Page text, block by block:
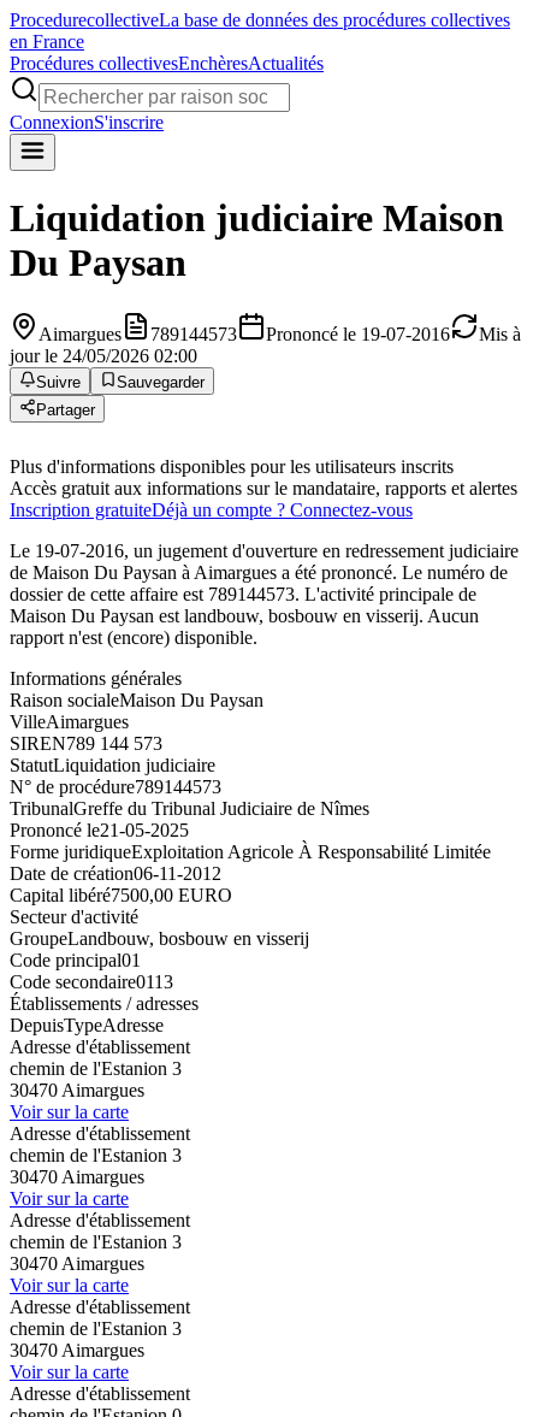
ProcedurecollectiveLa base de données des procédures collectives
en France
Procédures collectivesEnchèresActualités
ConnexionS'inscrire
Liquidation judiciaire Maison
Du Paysan
Aimargues 789144573 Prononcé le 19-07-2016
Mis à
jour le 24/05/2026 02:00
Suivre
Sauvegarder
Partager
Plus d'informations disponibles pour les utilisateurs inscrits
Accès gratuit aux informations sur le mandataire, rapports et alertes
Inscription gratuiteDéjà un compte ? Connectez-vous
Le 19-07-2016, un jugement d'ouverture en redressement judiciaire
de Maison Du Paysan à Aimargues a été prononcé. Le numéro de
dossier de cette affaire est 789144573. L'activité principale de
Maison Du Paysan est landbouw, bosbouw en visserij. Aucun
rapport n'est (encore) disponible.
Informations générales
Raison socialeMaison Du Paysan
VilleAimargues
SIREN789 144 573
StatutLiquidation judiciaire
N° de procédure789144573
TribunalGreffe du Tribunal Judiciaire de Nîmes
Prononcé le21-05-2025
Forme juridiqueExploitation Agricole À Responsabilité Limitée
Date de création06-11-2012
Capital libéré7500,00 EURO
Secteur d'activité
GroupeLandbouw, bosbouw en visserij
Code principal01
Code secondaire0113
Établissements / adresses
DepuisTypeAdresse
Adresse d'établissement
chemin de l'Estanion 3
30470 Aimargues
Voir sur la carte
Adresse d'établissement
chemin de l'Estanion 3
30470 Aimargues
Voir sur la carte
Adresse d'établissement
chemin de l'Estanion 3
30470 Aimargues
Voir sur la carte
Adresse d'établissement
chemin de l'Estanion 3
30470 Aimargues
Voir sur la carte
Adresse d'établissement